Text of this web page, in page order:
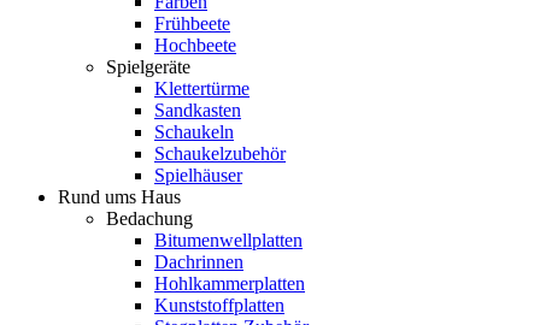
Frühbeete
Hochbeete
Spielgeräte
Klettertürme
Sandkasten
Schaukeln
Schaukelzubehör
Spielhäuser
Rund ums Haus
Bedachung
Bitumenwellplatten
Dachrinnen
Hohlkammerplatten
Kunststoffplatten